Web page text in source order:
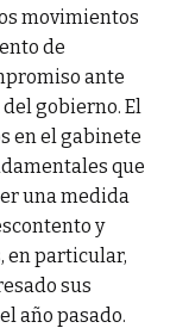
movimientos
de
ante
gobierno. El
en el gabinete
que
una medida
y
en particular,
sus
año pasado.